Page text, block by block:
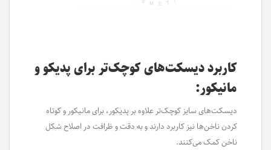
کاربرد دیسکت‌های کوچک‌تر برای پدیکو و
مانیکور:
دیسکت‌های سایز کوچک‌تر علاوه بر پدیکور، برای مانیکور و کوتاه
کردن ناخن‌ها نیز کاربرد دارند و به دقت و ظرافت در اصلاح شکل
ناخن کمک می‌کنند.